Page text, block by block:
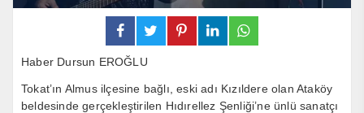
Haber Dursun EROĞLU
Tokat’ın Almus ilçesine bağlı, eski adı Kızıldere olan Ataköy
beldesinde gerçekleştirilen Hıdırellez Şenliği’ne ünlü sanatçı